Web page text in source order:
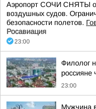
Аэропорт СОЧИ СНЯТЫ
воздушных судов.
безопасности полетов.
Росавиация
23:00
Филолог
россияне
23:00
Мужчина